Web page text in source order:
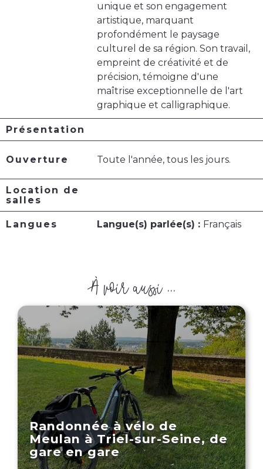
unique et son engagement
artistique, marquant
profondément le paysage
culturel de sa région. Son travail,
empreint de créativité et de
précision, témoigne d'une
maîtrise exceptionnelle de l'art
graphique et calligraphique.
Présentation
Ouverture Toute l'année, tous les jours.
Location de
salles
Langues Langue(s) parlée(s) : Français
À voir aussi ...
Randonnée à vélo de
Meulan à Triel-sur-Seine, de
gare en gare